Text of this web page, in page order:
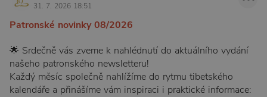
31. 7. 2026 18:51
Patronské novinky 08/2026
🌟 Srdečně vás zveme k nahlédnutí do aktuálního vydání
našeho patronského newsletteru!
Každý měsíc společně nahlížíme do rytmu tibetského
kalendáře a přinášíme vám inspiraci i praktické informace: